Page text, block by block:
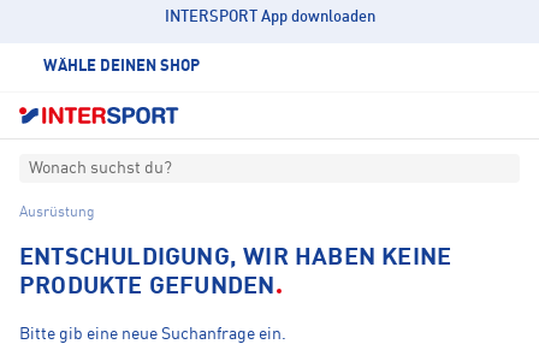
INTERSPORT App downloaden
WÄHLE DEINEN SHOP
Wonach suchst du?
Ausrüstung
ENTSCHULDIGUNG, WIR HABEN KEINE
PRODUKTE GEFUNDEN
Bitte gib eine neue Suchanfrage ein.